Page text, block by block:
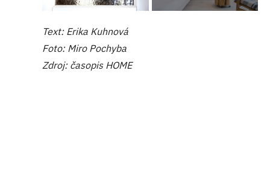
Text: Erika Kuhnová
Foto: Miro Pochyba
Zdroj: časopis HOME